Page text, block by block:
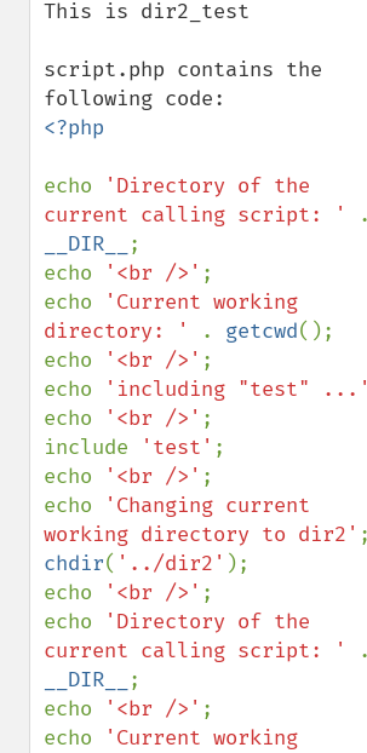
This is dir2_test
script.php contains the
<?php
echo
'Directory of the
current calling script: '
__DIR__
;
echo
'<br />' ;
echo
'Current working
directory: '
. getcwd();
echo
'<br />' ;
echo
'including "test" ...'
echo
'<br />' ;
include
'test' ;
echo
'<br />' ;
echo
'Changing current
working directory to dir2'
chdir( '../dir2' );
echo
'<br />' ;
echo
'Directory of the
current calling script: '
__DIR__
;
echo
'<br />' ;
echo
'Current working